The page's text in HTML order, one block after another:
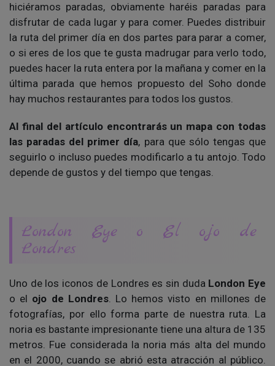
hiciéramos paradas, obviamente haréis paradas para
disfrutar de cada lugar y para comer. Puedes distribuir
la ruta del primer día en dos partes para parar a comer,
o si eres de los que te gusta madrugar para verlo todo,
puedes hacer la ruta entera por la mañana y comer en la
última parada que hemos propuesto del Soho donde
hay muchos restaurantes para todos los gustos.
Al final del artículo encontrarás un mapa con todas
las paradas del primer día, para que sólo tengas que
seguirlo o incluso puedes modificarlo a tu antojo. Todo
depende de gustos y del tiempo que tengas.
London Eye o El ojo de
Londres
Uno de los iconos de Londres es sin duda London Eye
o el ojo de Londres. Lo hemos visto en millones de
fotografías, por ello forma parte de nuestra ruta. La
noria es bastante impresionante tiene una altura de 135
metros. Fue considerada la noria más alta del mundo
en el 2000, cuando se abrió esta atracción al público.